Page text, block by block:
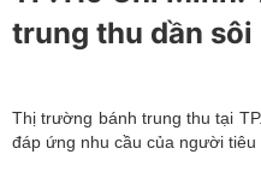
trung thu dần sôi
Thị trường bánh trung thu tại
đáp ứng nhu cầu của người tiêu